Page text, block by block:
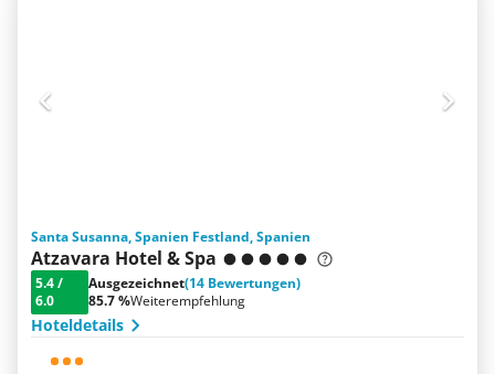
Santa Susanna, Spanien Festland, Spanien
Atzavara Hotel & Spa
5.4/
6.0
Ausgezeichnet(14 Bewertungen)
85.7 %Weiterempfehlung
Hoteldetails